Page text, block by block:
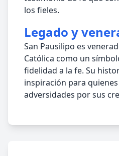
los fieles.
Legado y
San Pausilipo es
Católica como un
fidelidad a la fe. Su
inspiración para
adversidades por sus